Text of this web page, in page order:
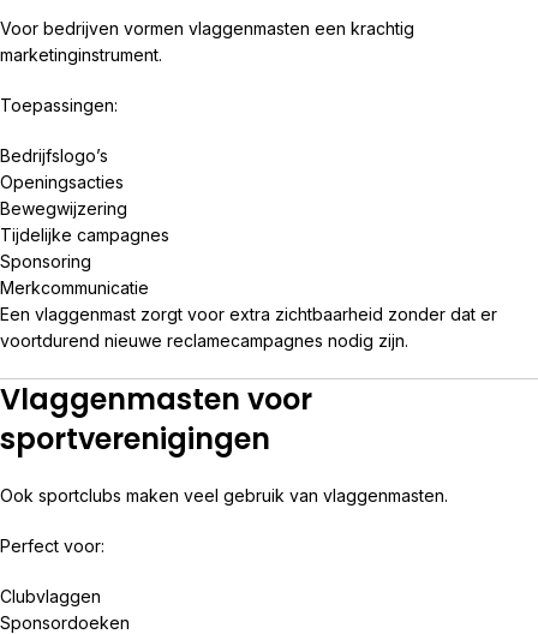
Voor bedrijven vormen vlaggenmasten een krachtig
marketinginstrument.
Toepassingen:
Bedrijfslogo’s
Openingsacties
Bewegwijzering
Tijdelijke campagnes
Sponsoring
Merkcommunicatie
Een vlaggenmast zorgt voor extra zichtbaarheid zonder dat er
voortdurend nieuwe reclamecampagnes nodig zijn.
Vlaggenmasten voor
sportverenigingen
Ook sportclubs maken veel gebruik van vlaggenmasten.
Perfect voor:
Clubvlaggen
Sponsordoeken